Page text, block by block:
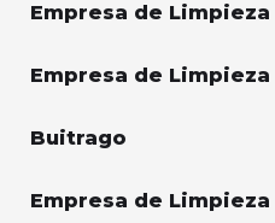
Empresa de
Empresa de
Buitrago
Empresa de